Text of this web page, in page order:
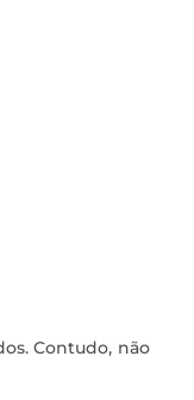
Contudo, não